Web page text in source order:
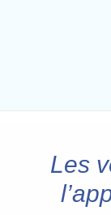
Les